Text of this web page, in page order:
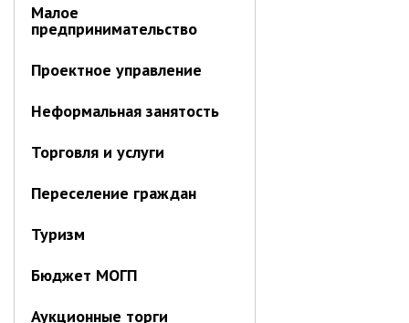
июль 2025 г.
май 2025 г.
февраль 2025 г.
Администрация
СТРУКТУРА
Малое
предпринимательство
Проектное управление
Неформальная занятость
Торговля и услуги
Переселение граждан
Туризм
Бюджет МОГП
Аукционные торги